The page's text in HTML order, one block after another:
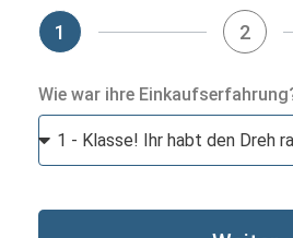
1 2
Wie war ihre